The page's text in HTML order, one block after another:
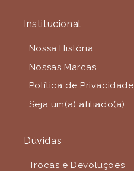
Institucional
Nossa História
Nossas Marcas
Política de Privacidade
Seja um(a) afiliado(a)
Dúvidas
Trocas e Devoluções